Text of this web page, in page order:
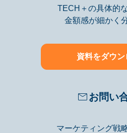
TECH＋の具体的
金額感が細かく
資料をダウン
お問い
マーケティング戦